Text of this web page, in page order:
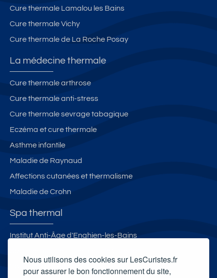
Nous utilisons des cookies sur LesCuristes.fr
pour assurer le bon fonctionnement du site,
Cure thermale Lamalou les Bains
Cure thermale Vichy
Cure thermale de La Roche Posay
La médecine thermale
Cure thermale arthrose
Cure thermale anti-stress
Cure thermale sevrage tabagique
Eczéma et cure thermale
Asthme infantile
Maladie de Raynaud
Affections cutanées et thermalisme
Maladie de Crohn
Spa thermal
Institut Anti-Âge d'Enghien-les-Bains